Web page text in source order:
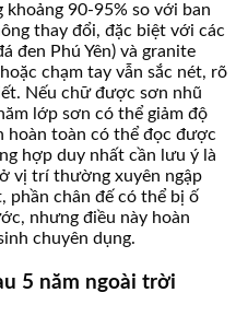
khoảng 90-95% so với ban
thay đổi, đặc biệt với các
đen Phú Yên) và granite
chạm tay vẫn sắc nét, rõ
Nếu chữ được sơn nhũ
lớp sơn có thể giảm độ
hoàn toàn có thể đọc được
hợp duy nhất cần lưu ý là
vị trí thường xuyên ngập
phần chân đế có thể bị ố
nhưng điều này hoàn
chuyên dụng.
5 năm ngoài trời